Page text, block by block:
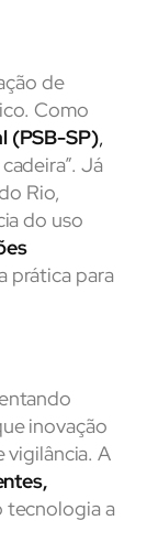
de
Como
(PSB-SP),
Já
Rio,
do uso
prática para
inovação
vigilância. A
tecnologia a